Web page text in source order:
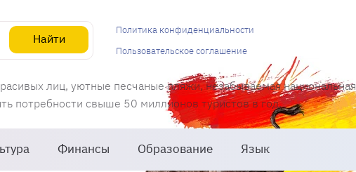
Найти
лиц, уютные песчаные пляжи, незабываемая национальная
потребности свыше 50 миллионов туристов в год.
Финансы Образование Язык
Политика конфиденциальности
Пользовательское соглашение